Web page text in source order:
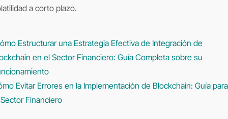
a corto plazo.
Estructurar una Estrategia Efectiva de Integración de
en el Sector Financiero: Guía Completa sobre su
Evitar Errores en la Implementación de Blockchain: Guía para
Financiero